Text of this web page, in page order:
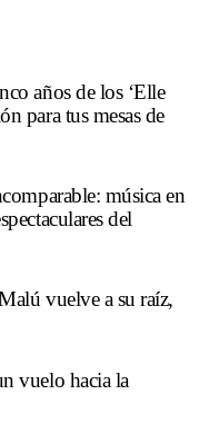
años de los ‘Elle
para tus mesas de
música en
del
vuelve a su raíz,
vuelo hacia la